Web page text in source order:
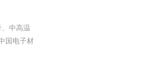
中高温
国电子材